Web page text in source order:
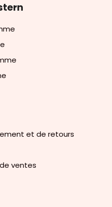
et de retours
ventes